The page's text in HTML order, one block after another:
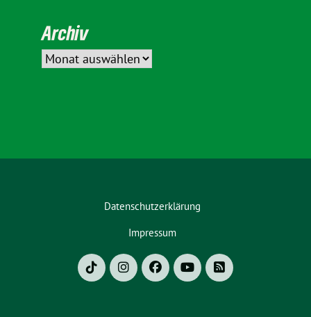
Archiv
Datenschutzerklärung
Impressum